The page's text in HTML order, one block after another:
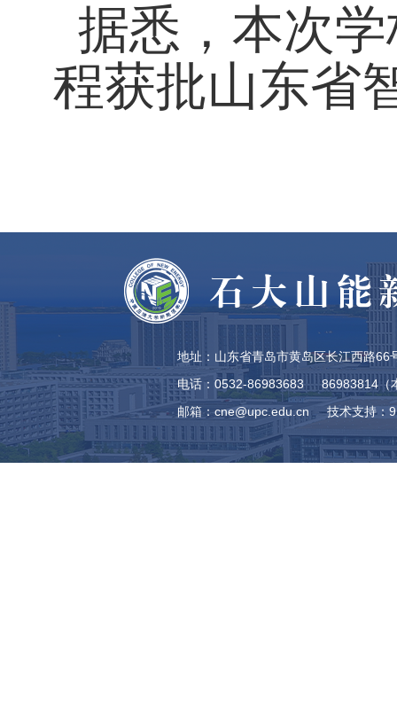
据悉，本次
程获批山东省
地址：山东省青岛市黄岛区长江西路
电话：0532-86983683 86983814
邮箱：cne@upc.edu.cn技术支持：